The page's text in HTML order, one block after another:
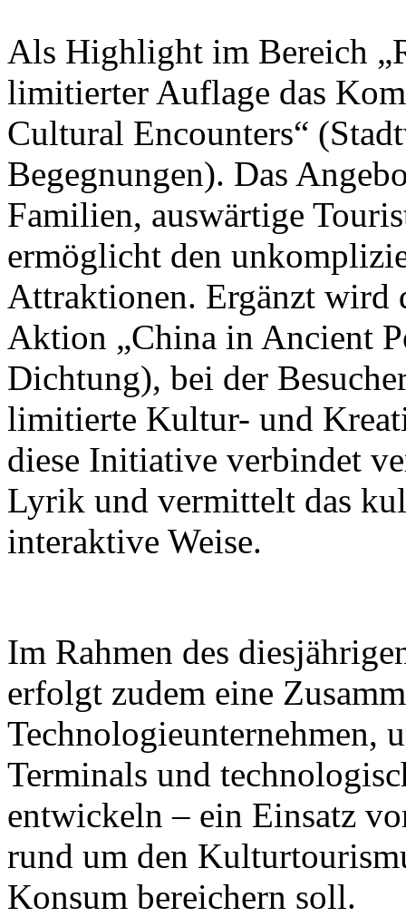
Als Highlight im Bereich
limitierter Auflage das
Cultural Encounters“
Begegnungen). Das
Familien, auswärtige
ermöglicht den
Attraktionen. Ergänzt wird
Aktion „China in Ancient
Dichtung), bei der
limitierte Kultur- und
diese Initiative verbindet
Lyrik und vermittelt das
interaktive Weise.
Im Rahmen des
erfolgt zudem eine
Technologieunternehmen,
Terminals und
entwickeln – ein Einsatz
rund um den
Konsum bereichern soll.